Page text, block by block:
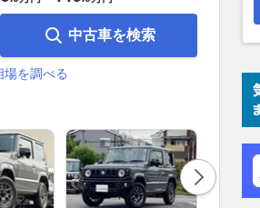
中古車を検索
を調べる